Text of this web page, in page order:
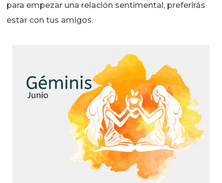
para empezar una relación sentimental, preferirás
estar con tus amigos.